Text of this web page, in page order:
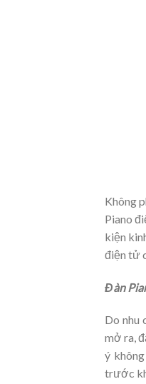
Không
Piano
kiện
điện tử
Đàn
Do nhu
mở ra,
ý
trước